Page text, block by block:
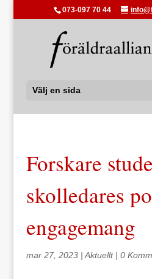
073-097 70 44
Välj en sida
Forskare
skolledares
engagemang
mar 27, 2023| Aktuellt| 0